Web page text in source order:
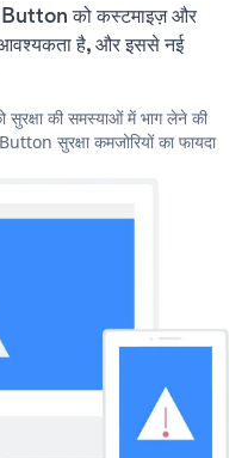
को कस्टमाइज़ और
है, और इससे नई
की समस्याओं में भाग लेने की
सुरक्षा कमजोरियों का फायदा